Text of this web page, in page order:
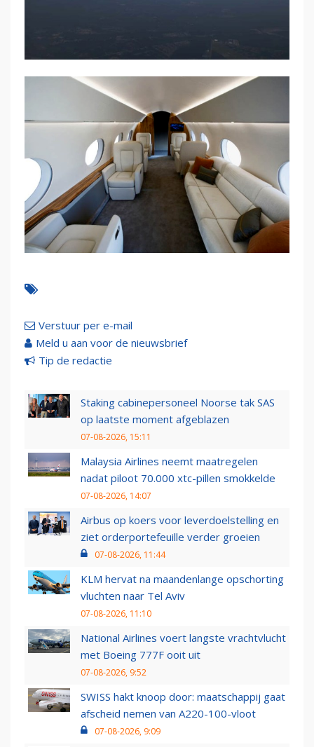
Verstuur per e-mail
Meld u aan voor de nieuwsbrief
Tip de redactie
Staking cabinepersoneel Noorse tak SAS
op laatste moment afgeblazen
07-08-2026, 15:11
Malaysia Airlines neemt maatregelen
nadat piloot 70.000 xtc-pillen smokkelde
07-08-2026, 14:07
Airbus op koers voor leverdoelstelling en
ziet orderportefeuille verder groeien
07-08-2026, 11:44
KLM hervat na maandenlange opschorting
vluchten naar Tel Aviv
07-08-2026, 11:10
National Airlines voert langste vrachtvlucht
met Boeing 777F ooit uit
07-08-2026, 9:52
SWISS hakt knoop door: maatschappij gaat
afscheid nemen van A220-100-vloot
07-08-2026, 9:09